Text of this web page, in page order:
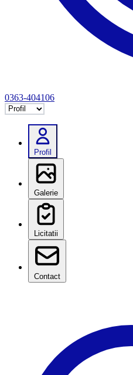
0363-404106
Selectează tab
Profil
Galerie
Licitatii
Contact